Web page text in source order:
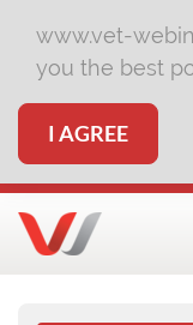
www.vet-
you the best
I AGREE